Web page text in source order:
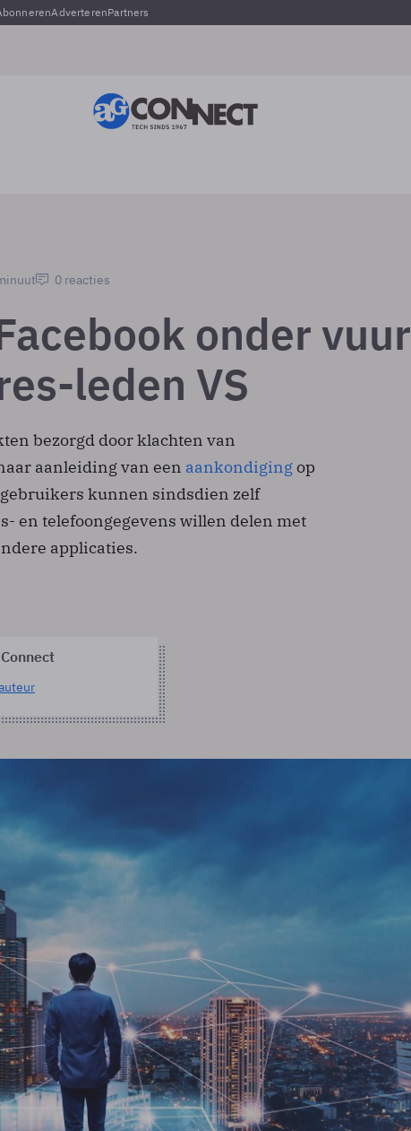
AdverterenPartners
0 reacties
onder vuur
leden VS
bezorgd door klachten van
aanleiding van een aankondigingop
kunnen sindsdien zelf
en telefoongegevens willen delen met
applicaties.